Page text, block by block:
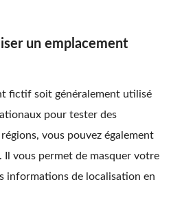
un emplacement
fictif soit généralement utilisé
pour tester des
vous pouvez également
vous permet de masquer votre
informations de localisation en